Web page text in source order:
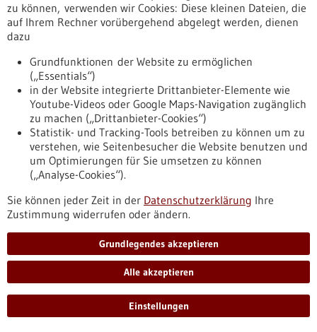
Untersuchung der Kinaseaktivität in
lebenden Zellen
Zielproteine zu übertragen, spielt in vielen zellulären
Prozessen eine wichtige Rolle. Wissenschaftler haben nun ein
molekulares Werkzeug entwickelt, mit dem sich diese
Kinaseaktivitäten sowohl räumlich als auch zeitlich verfolgen
lassen. Damit ist es möglich, den Zusammenhang zwischen
Kinaseaktivitäten und zellulären Phänotypen in heterogenen
Zellpopulationen und in vivo zu untersuchen.
https://www.gesundheitsindustrie-
bw.de/fachbeitrag/pm/untersuchung-der-kinaseaktivitaet-
Pressemitteilung - 10.07.2025
Sichere Klassifizierung von Hirntumoren
trotz kleiner Gewebemengen oder begrenzter
Zeit
Wissenschaftlerinnen und Wissenschaftler der Medizinischen
zu können, verwenden wir Cookies: Diese kleinen Dateien, die
auf Ihrem Rechner vorübergehend abgelegt werden, dienen
dazu
Grundfunktionen der Website zu ermöglichen
(„Essentials“)
in der Website integrierte Drittanbieter-Elemente wie
Youtube-Videos oder Google Maps-Navigation zugänglich
zu machen („Drittanbieter-Cookies“)
Statistik- und Tracking-Tools betreiben zu können um zu
verstehen, wie Seitenbesucher die Website benutzen und
um Optimierungen für Sie umsetzen zu können
(„Analyse-Cookies“).
Sie können jeder Zeit in der Datenschutzerklärung Ihre
Zustimmung widerrufen oder ändern.
Grundlegendes akzeptieren
Alle akzeptieren
Einstellungen